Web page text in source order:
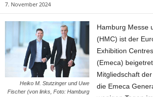
7. November 2024
Heiko M. Stutzinger und Uwe
Fischer (von links, Foto: Hamburg
Hamburg Messe
(HMC) ist der
Exhibition
(Emeca)
Mitgliedschaft
die Emeca